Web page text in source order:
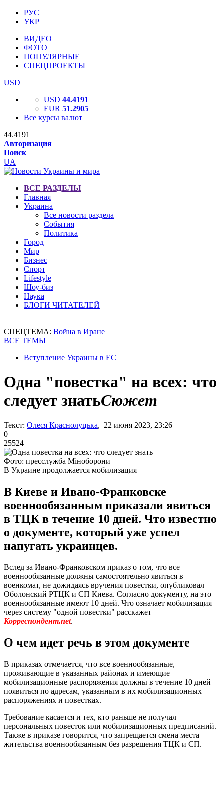
РУС
УКР
ВИДЕО
ФОТО
ПОПУЛЯРНЫЕ
СПЕЦПРОЕКТЫ
USD
USD 44.4191
EUR 51.2905
Все курсы валют
44.4191
Авторизация
Поиск
UA
ВСЕ РАЗДЕЛЫ
Главная
Украина
Все новости раздела
События
Политика
Город
Мир
Бизнес
Спорт
Lifestyle
Шоу-биз
Наука
БЛОГИ ЧИТАТЕЛЕЙ
СПЕЦТЕМА: Война в Иране
ВСЕ ТЕМЫ
Вступление Украины в ЕС
Одна "повестка" на всех: что
следует знатьСюжет
Текст: Олеся Краснолуцька, 22 июня 2023, 23:26
0
25524
Фото: пресслужба Міноборони
В Украине продолжается мобилизация
В Киеве и Ивано-Франковске
военнообязанным приказали явиться
в ТЦК в течение 10 дней. Что известно
о документе, который уже успел
напугать украинцев.
Вслед за Ивано-Франковском приказ о том, что все
военнообязанные должны самостоятельно явиться в
военкомат, не дожидаясь вручения повестки, опубликовал
Оболонский РТЦК и СП Киева. Согласно документу, на это
военнообязанные имеют 10 дней. Что означает мобилизация
через систему "одной повестки" расскажет
Корреспондент.net.
О чем идет речь в этом документе
В приказах отмечается, что все военнообязанные,
проживающие в указанных районах и имеющие
мобилизационные распоряжения должны в течение 10 дней
появиться по адресам, указанным в их мобилизационных
распоряжениях и повестках.
Требование касается и тех, кто раньше не получал
персональных повесток или мобилизационных предписаний.
Также в приказе говорится, что запрещается смена места
жительства военнообязанным без разрешения ТЦК и СП.